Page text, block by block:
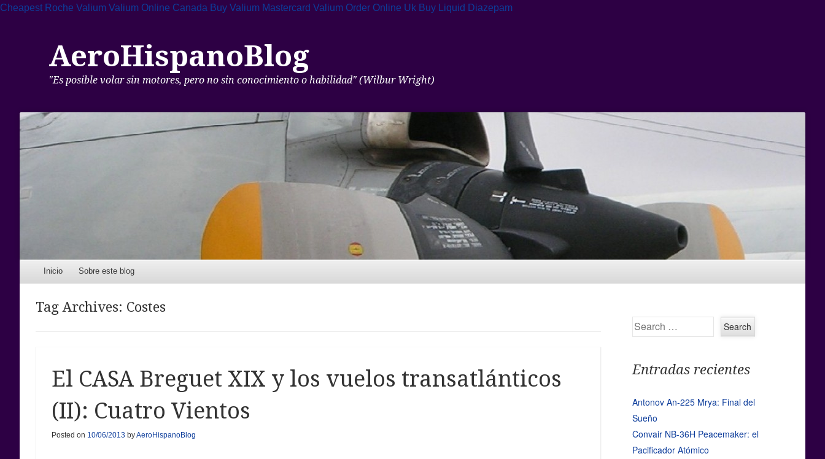
Cheapest Roche Valium Valium Online Canada Buy Valium Mastercard Valium Order Online Uk Buy Liquid Diazepam
AeroHispanoBlog
"Es posible volar sin motores, pero no sin conocimiento o habilidad" (Wilbur Wright)
Menu
Skip to content
Inicio Sobre este blog
Tag Archives: Costes
El CASA Breguet XIX y los vuelos transatlánticos
(II): Cuatro Vientos
Posted on 10/06/2013 byAeroHispanoBlog
Search
Entradas recientes
Antonov An-225 Mrya: Final del
Sueño
Convair NB-36H Peacemaker: el
Pacificador Atómico